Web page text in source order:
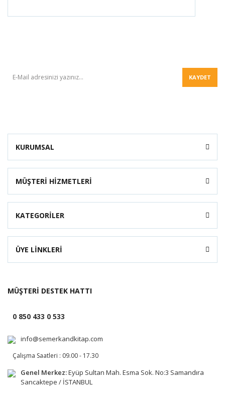
KAYDET
KURUMSAL
MÜŞTERİ HİZMETLERİ
KATEGORİLER
ÜYE LİNKLERİ
MÜŞTERİ DESTEK HATTI
0 850 433 0 533
info@semerkandkitap.com
Çalışma Saatleri : 09.00 - 17.30
Genel Merkez:Eyüp Sultan Mah. Esma Sok. No:3 Samandıra
Sancaktepe / İSTANBUL